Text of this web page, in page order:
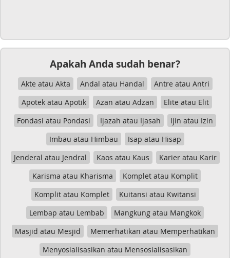
Apakah Anda sudah benar?
Akte atau Akta Andal atau Handal
Antre atau Antri
Apotek atau Apotik
Azan atau Adzan
Elite atau Elit
Fondasi atau Pondasi
Ijazah atau Ijasah
Ijin atau Izin
Imbau atau Himbau
Isap atau Hisap
Jenderal atau Jendral
Kaos atau Kaus
Karier atau Karir
Karisma atau Kharisma
Komplet atau Komplit
Komplit atau Komplet
Kuitansi atau Kwitansi
Lembap atau Lembab
Mangkung atau Mangkok
Masjid atau Mesjid
Memerhatikan atau Memperhatikan
Menyosialisasikan atau Mensosialisasikan